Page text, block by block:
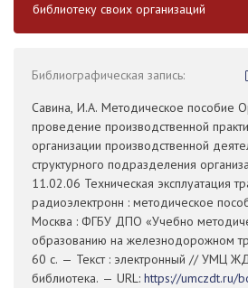
библиотеку своих организаций
Библиографическая запись:
Савина, И.А. Методическое пособие
проведение производственной
организации производственной
структурного подразделения
11.02.06 Техническая эксплуатация
радиоэлектронн : методическое
Москва : ФГБУ ДПО «Учебно
образованию на железнодорожном
60 с. — Текст : электронный // УМЦ
библиотека. — URL: https://umczdt.ru/